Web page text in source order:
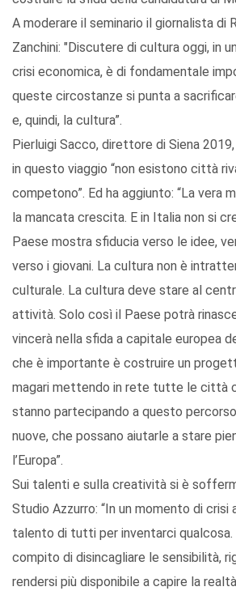
A moderare il seminario il giornalista di
Zanchini: "Discutere di cultura oggi, in
crisi economica, è di fondamentale
queste circostanze si punta a
e, quindi, la cultura”.
Pierluigi Sacco, direttore di Siena
in questo viaggio “non esistono città
competono”. Ed ha aggiunto: “La vera
la mancata crescita. E in Italia non si
Paese mostra sfiducia verso le idee,
verso i giovani. La cultura non è
culturale. La cultura deve stare al
attività. Solo così il Paese potrà
vincerà nella sfida a capitale europea
che è importante è costruire un
magari mettendo in rete tutte le città
stanno partecipando a questo
nuove, che possano aiutarle a stare
l’Europa”.
Sui talenti e sulla creatività si è
Studio Azzurro: “In un momento di crisi
talento di tutti per inventarci qualcosa.
compito di disincagliare le sensibilità,
rendersi più disponibile a capire la